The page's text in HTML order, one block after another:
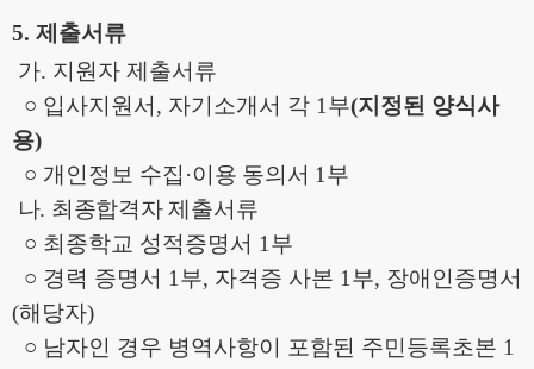
5. 제출서류
가. 지원자 제출서류
○ 입사지원서 , 자기소개서 각 1부(지정된 양식사
용)
○ 개인정보 수집 ·이용 동의서 1부
나. 최종합격자 제출서류
○ 최종학교 성적증명서 1부
○ 경력 증명서 1부, 자격증 사본 1부, 장애인증명서
(해당자)
○ 남자인 경우 병역사항이 포함된 주민등록초본 1